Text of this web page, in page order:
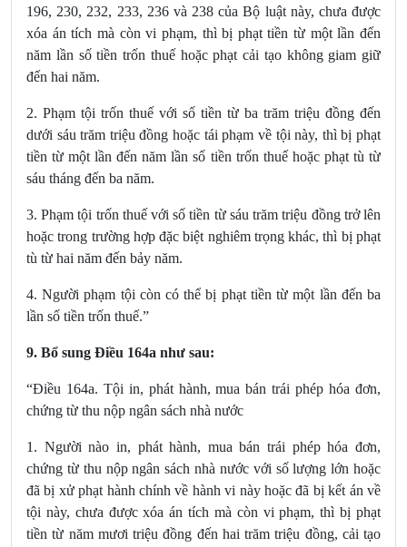
196, 230, 232, 233, 236 và 238 của Bộ luật này, chưa được
xóa án tích mà còn vi phạm, thì bị phạt tiền từ một lần đến
năm lần số tiền trốn thuế hoặc phạt cải tạo không giam giữ
đến hai năm.
2. Phạm tội trốn thuế với số tiền từ ba trăm triệu đồng đến
dưới sáu trăm triệu đồng hoặc tái phạm về tội này, thì bị phạt
tiền từ một lần đến năm lần số tiền trốn thuế hoặc phạt tù từ
sáu tháng đến ba năm.
3. Phạm tội trốn thuế với số tiền từ sáu trăm triệu đồng trở lên
hoặc trong trường hợp đặc biệt nghiêm trọng khác, thì bị phạt
tù từ hai năm đến bảy năm.
4. Người phạm tội còn có thể bị phạt tiền từ một lần đến ba
lần số tiền trốn thuế.”
9. Bổ sung Điều 164a như sau:
“Điều 164a. Tội in, phát hành, mua bán trái phép hóa đơn,
chứng từ thu nộp ngân sách nhà nước
1. Người nào in, phát hành, mua bán trái phép hóa đơn,
chứng từ thu nộp ngân sách nhà nước với số lượng lớn hoặc
đã bị xử phạt hành chính về hành vi này hoặc đã bị kết án về
tội này, chưa được xóa án tích mà còn vi phạm, thì bị phạt
tiền từ năm mươi triệu đồng đến hai trăm triệu đồng, cải tạo